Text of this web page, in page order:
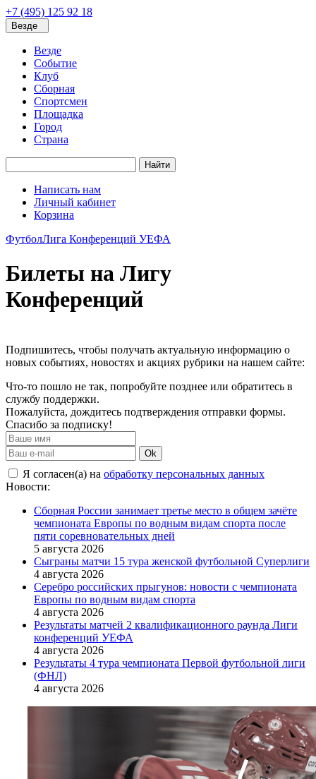
+7 (495) 125 92 18
Везде
Везде
Событие
Клуб
Сборная
Спортсмен
Площадка
Город
Страна
Найти
Написать нам
Личный кабинет
Корзина
ФутболЛига Конференций УЕФА
Билеты на Лигу
Конференций
Подпишитесь, чтобы получать актуальную информацию о
новых событиях, новостях и акциях рубрики на нашем сайте:
Что-то пошло не так, попробуйте позднее или обратитесь в
службу поддержки.
Пожалуйста, дождитесь подтверждения отправки формы.
Спасибо за подписку!
Ok
Я согласен(а) на обработку персональных данных
Новости:
Сборная России занимает третье место в общем зачёте
чемпионата Европы по водным видам спорта после
пяти соревновательных дней
5 августа 2026
Сыграны матчи 15 тура женской футбольной Суперлиги
4 августа 2026
Серебро российских прыгунов: новости с чемпионата
Европы по водным видам спорта
4 августа 2026
Результаты матчей 2 квалификационного раунда Лиги
конференций УЕФА
4 августа 2026
Результаты 4 тура чемпионата Первой футбольной лиги
(ФНЛ)
4 августа 2026